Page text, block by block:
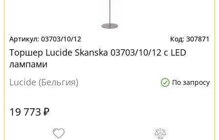
03703/10/12 307871
Торшер Lucide Skanska 03703/10/12 с LED
лампами
Lucide (Бельгия)
По запросу
19 773 ₽